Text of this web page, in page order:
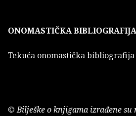
ONOMASTIČKA BIBLIOGRAFIJA
Tekuća onomastička bibliografija
© Bilješke o knjigama izrađene su